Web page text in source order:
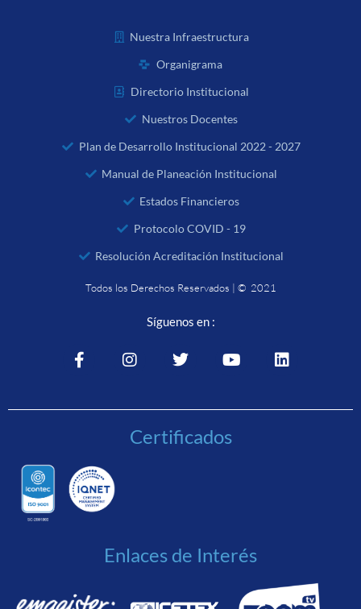
Nuestra Infraestructura
Organigrama
Directorio Institucional
Nuestros Docentes
Plan de Desarrollo Institucional 2022 - 2027
Manual de Planeación Institucional
Estados Financieros
Protocolo COVID - 19
Resolución Acreditación Institucional
Todos los Derechos Reservados | © 2021
Síguenos en :
Certificados
Enlaces de Interés